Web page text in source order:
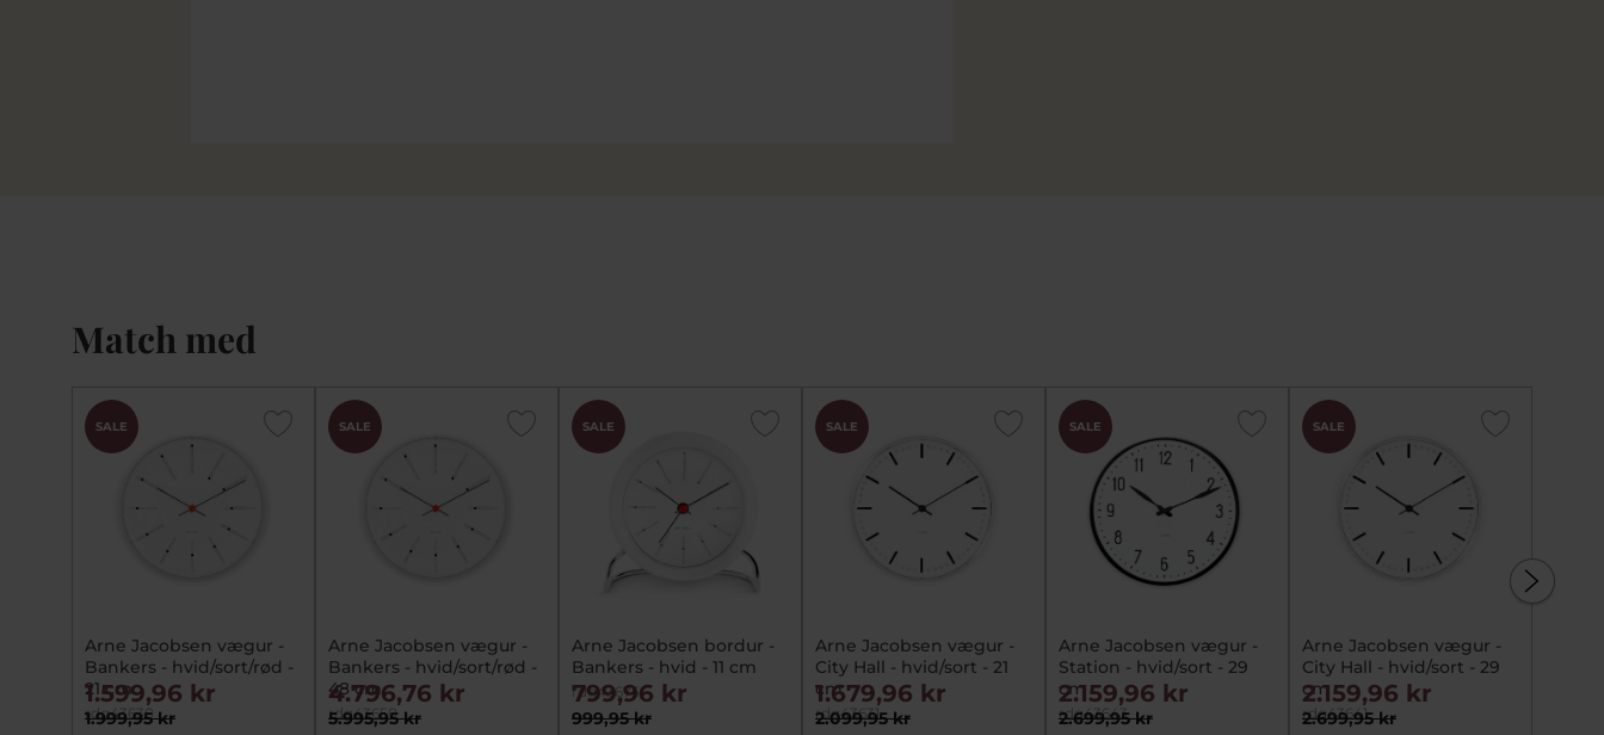
Match med
SALE
Arne Jacobsen vægur -
Bankers - hvid/sort/rød -
21 cm
rdg43630
1.999,95 kr
1.599,96 kr
SALE
Arne Jacobsen vægur -
Bankers - hvid/sort/rød -
48 cm
rdg43650
5.995,95 kr
4.796,76 kr
SALE
Arne Jacobsen bordur -
Bankers - hvid - 11 cm
rdg43675
999,95 kr
799,96 kr
SALE
Arne Jacobsen vægur -
City Hall - hvid/sort - 21
cm
rdg43631
2.099,95 kr
1.679,96 kr
SALE
Arne Jacobsen vægur -
Station - hvid/sort - 29
cm
rdg43643
2.699,95 kr
2.159,96 kr
SALE
Arne Jacobsen vægur -
City Hall - hvid/sort - 29
cm
rdg43641
2.699,95 kr
2.159,96 kr